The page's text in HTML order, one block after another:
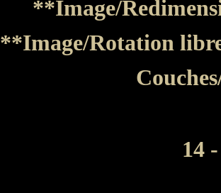
**Image/
**Image/Rotation
Couches
14